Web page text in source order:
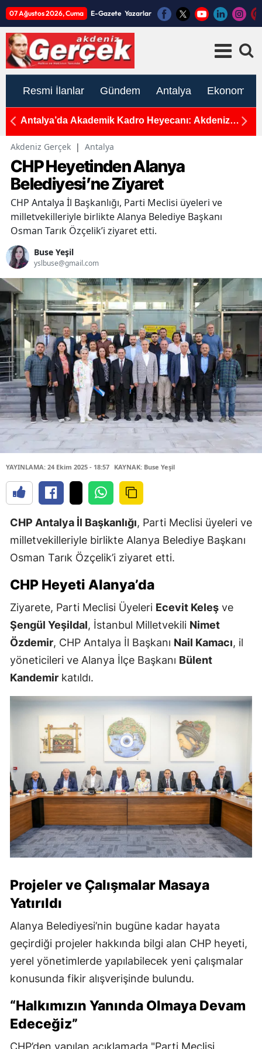
07 Ağustos 2026, Cuma E-Gazete Yazarlar
Resmi İlanlar Gündem Antalya Ekonomi
1 Antalya’da Akademik Kadro Heyecanı: Akdeniz
Akdeniz Gerçek | Antalya
CHP Heyetinden Alanya
Belediyesi’ne Ziyaret
CHP Antalya İl Başkanlığı, Parti Meclisi üyeleri ve
milletvekilleriyle birlikte Alanya Belediye Başkanı
Osman Tarık Özçelik’i ziyaret etti.
Buse Yeşil
yslbuse@gmail.com
YAYINLAMA: 24 Ekim 2025 - 18:57 KAYNAK: Buse Yeşil
CHP Antalya İl Başkanlığı, Parti Meclisi üyeleri ve
milletvekilleriyle birlikte Alanya Belediye Başkanı
Osman Tarık Özçelik’i ziyaret etti.
CHP Heyeti Alanya’da
Ziyarete, Parti Meclisi Üyeleri Ecevit Keleş ve
Şengül Yeşildal, İstanbul Milletvekili Nimet
Özdemir, CHP Antalya İl Başkanı Nail Kamacı, il
yöneticileri ve Alanya İlçe Başkanı Bülent
Kandemir katıldı.
Projeler ve Çalışmalar Masaya
Yatırıldı
Alanya Belediyesi’nin bugüne kadar hayata
geçirdiği projeler hakkında bilgi alan CHP heyeti,
yerel yönetimlerde yapılabilecek yeni çalışmalar
konusunda fikir alışverişinde bulundu.
“Halkımızın Yanında Olmaya Devam
Edeceğiz”
CHP’den yapılan açıklamada "Parti Meclisi